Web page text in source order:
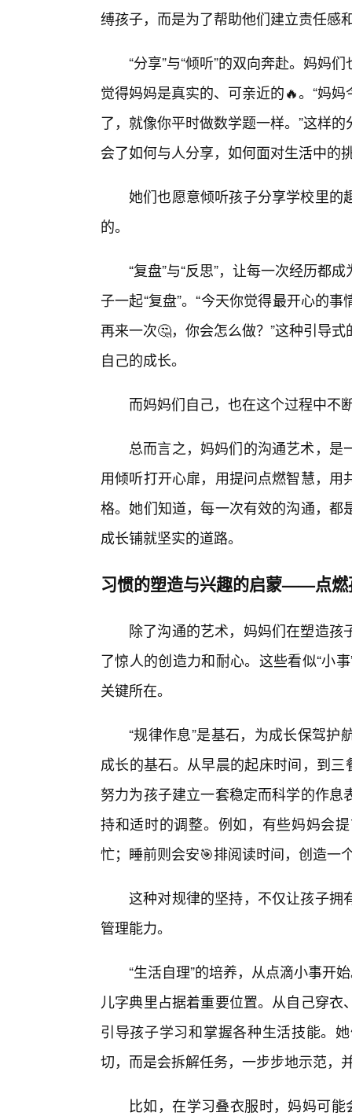
缚孩子，而是为了帮助他们建立责任感
“分享”与“倾听”的双向奔赴。妈妈
觉得妈妈是真实的、可亲近的🔥。“妈
了，就像你平时做数学题一样。”这样
会了如何与人分享，如何面对生活中的
她们也愿意倾听孩子分享学校里的
的。
“复盘”与“反思”，让每一次经历都
子一起“复盘”。“今天你觉得最开心的
再来一次🤔，你会怎么做？”这种引导
自己的成长。
而妈妈们自己，也在这个过程中不
总而言之，妈妈们的沟通艺术，
用倾听打开心扉，用提问点燃智慧，
格。她们知道，每一次有效的沟通，
成长铺就坚实的道路。
习惯的塑造与兴趣的启蒙——点燃
除了沟通的艺术，妈妈们在塑造
了惊人的创造力和耐心。这些看似“小
关键所在。
“规律作息”是基石，为成长保驾
成长的基石。从早晨的起床时间，到
努力为孩子建立一套稳定而科学的作
持和适时的调整。例如，有些妈妈会
忙；睡前则会安🎯排阅读时间，创造一
这种对规律的坚持，不仅让孩子拥
管理能力。
“生活自理”的培养，从点滴小事开
儿字典里占据着重要位置。从自己穿
引导孩子学习和掌握各种生活技能。
切，而是会拆解任务，一步步地示范，
比如，在学习叠衣服时，妈妈可